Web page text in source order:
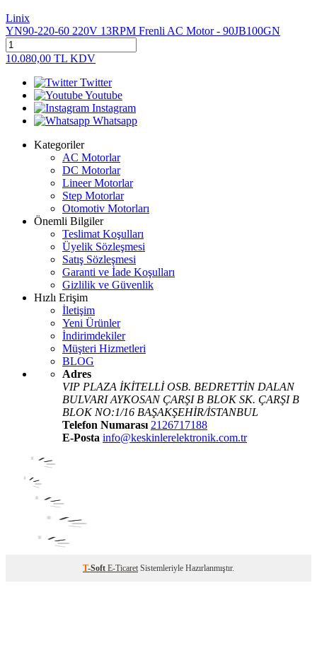
Linix
YN90-220-60 220V 13RPM Frenli AC Motor - 90JB100GN
10.080,00 TL KDV
Twitter
Youtube
Instagram
Whatsapp
Kategoriler
AC Motorlar
DC Motorlar
Lineer Motorlar
Step Motorlar
Otomotiv Motorları
Önemli Bilgiler
Teslimat Koşulları
Üyelik Sözleşmesi
Satış Sözleşmesi
Garanti ve İade Koşulları
Gizlilik ve Güvenlik
Hızlı Erişim
İletişim
Yeni Ürünler
İndirimdekiler
Müşteri Hizmetleri
BLOG
Adres
VIP PLAZA İKİTELLİ OSB. BEDRETTİN DALAN
BULVARI AYKOSAN ÇARŞI B BLOK SK. ÇARŞI B
BLOK NO:1/16 BAŞAKŞEHİR/İSTANBUL
Telefon Numarası 2126717188
E-Posta info@keskinlerelektronik.com.tr
T-Soft E-Ticaret Sistemleriyle Hazırlanmıştır.